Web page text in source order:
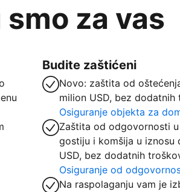
za vas
Budite zaštićeni
Novo: zaštita od
milion USD, bez dodatnih
Osiguranje objekta za
Zaštita od odgovornosti
gostiju i komšija u iznosu
USD, bez dodatnih
Osiguranje od
Na raspolaganju vam je